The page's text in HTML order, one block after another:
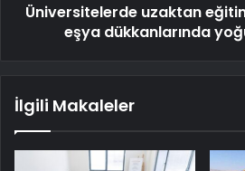
Üniversitelerde uzaktan
eşya dükkanlarında
İlgili Makaleler